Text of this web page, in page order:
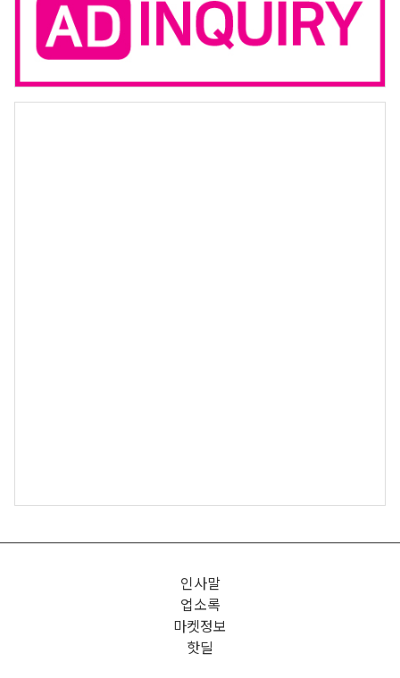
인사말
업소록
마켓정보
핫딜